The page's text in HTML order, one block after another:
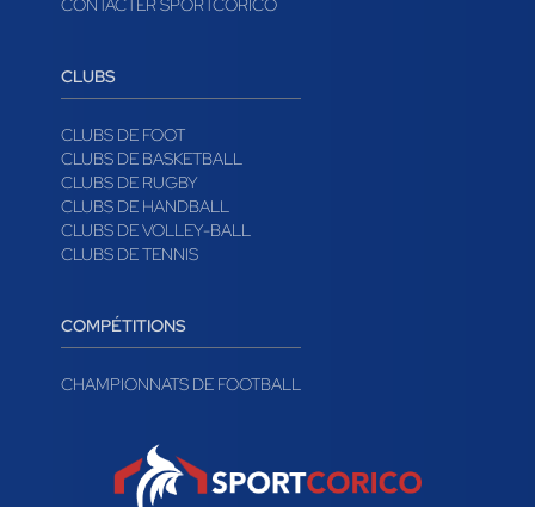
CONTACTER SPORTCORICO
CLUBS
CLUBS DE FOOT
CLUBS DE BASKETBALL
CLUBS DE RUGBY
CLUBS DE HANDBALL
CLUBS DE VOLLEY-BALL
CLUBS DE TENNIS
COMPÉTITIONS
CHAMPIONNATS DE FOOTBALL